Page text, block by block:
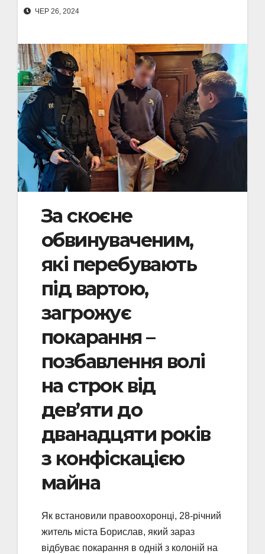
ЧЕР 26, 2024
За скоєне
обвинуваченим,
які перебувають
під вартою,
загрожує
покарання –
позбавлення волі
на строк від
дев’яти до
дванадцяти років
з конфіскацією
майна
Як встановили правоохоронці, 28-річний
житель міста Борислав, який зараз
відбуває покарання в одній з колоній на